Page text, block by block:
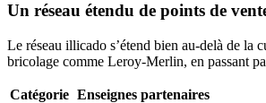
Un réseau étendu de points de
Le réseau illicado s’étend bien au-delà de la
bricolage comme Leroy-Merlin, en passant
Catégorie Enseignes partenaires